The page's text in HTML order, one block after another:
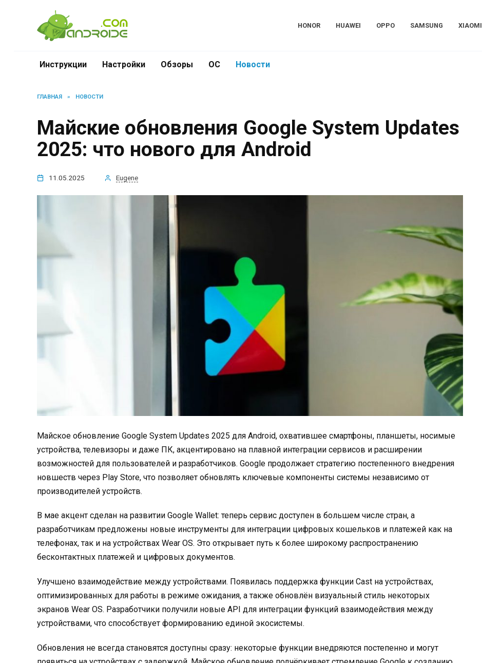
содержанию
HONOR HUAWEI OPPO SAMSUNG XIAOMI
Инструкции Настройки Обзоры ОС Новости
ГЛАВНАЯ » НОВОСТИ
Майские обновления Google System Updates
2025: что нового для Android
11.05.2025 Eugene
Майское обновление Google System Updates 2025 для Android, охватившее смартфоны, планшеты, носимые
устройства, телевизоры и даже ПК, акцентировано на плавной интеграции сервисов и расширении
возможностей для пользователей и разработчиков. Google продолжает стратегию постепенного внедрения
новшеств через Play Store, что позволяет обновлять ключевые компоненты системы независимо от
производителей устройств.
В мае акцент сделан на развитии Google Wallet: теперь сервис доступен в большем числе стран, а
разработчикам предложены новые инструменты для интеграции цифровых кошельков и платежей как на
телефонах, так и на устройствах Wear OS. Это открывает путь к более широкому распространению
бесконтактных платежей и цифровых документов.
Улучшено взаимодействие между устройствами. Появилась поддержка функции Cast на устройствах,
оптимизированных для работы в режиме ожидания, а также обновлён визуальный стиль некоторых
экранов Wear OS. Разработчики получили новые API для интеграции функций взаимодействия между
устройствами, что способствует формированию единой экосистемы.
Обновления не всегда становятся доступны сразу: некоторые функции внедряются постепенно и могут